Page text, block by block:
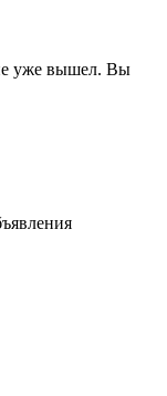
уже вышел. Вы